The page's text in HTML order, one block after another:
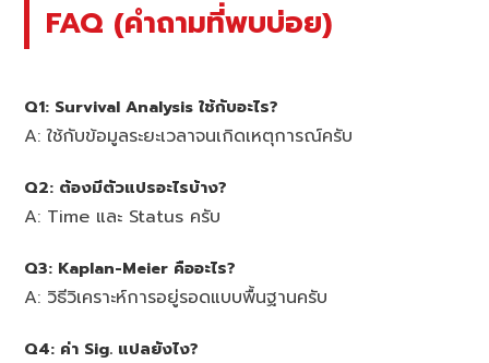
FAQ (คำถามที่พบบ่อย)
Q1: Survival Analysis ใช้กับอะไร?
A: ใช้กับข้อมูลระยะเวลาจนเกิดเหตุการณ์ครับ
Q2: ต้องมีตัวแปรอะไรบ้าง?
A: Time และ Status ครับ
Q3: Kaplan-Meier คืออะไร?
A: วิธีวิเคราะห์การอยู่รอดแบบพื้นฐานครับ
Q4: ค่า Sig. แปลยังไง?